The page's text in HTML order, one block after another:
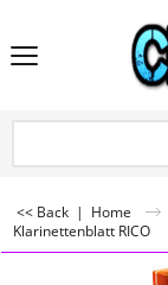
<< Back | Home
Klarinettenblatt RICO